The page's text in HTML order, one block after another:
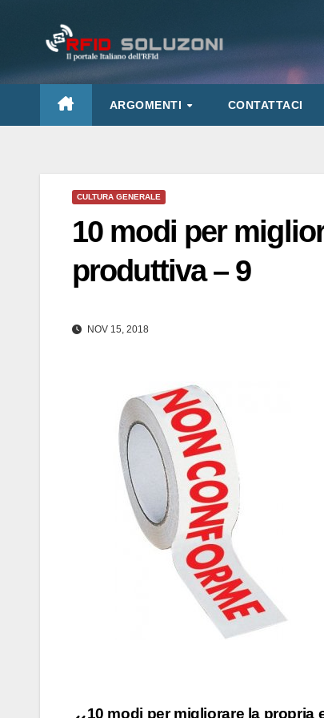
ARGOMENTI CONTATTACI
CULTURA GENERALE
10 modi per
produttiva – 9
NOV 15, 2018
10 modi per migliorare la propria